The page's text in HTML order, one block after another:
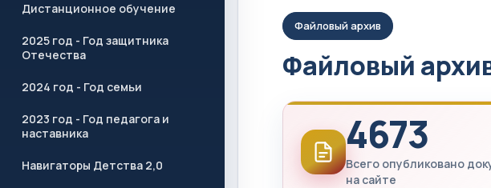
Дистанционное обучение
2025 год - Год защитника
Отечества
2024 год - Год семьи
2023 год - Год педагога и
наставника
Навигаторы Детства 2,0
Файловый архив
Файловый
4673
Всего опубликовано
на сайте